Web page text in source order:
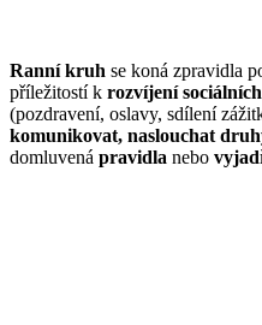
Ranní kruh se koná zpravidla
příležitostí k rozvíjení
(pozdravení, oslavy, sdílení
komunikovat, naslouchat
domluvená pravidla nebo